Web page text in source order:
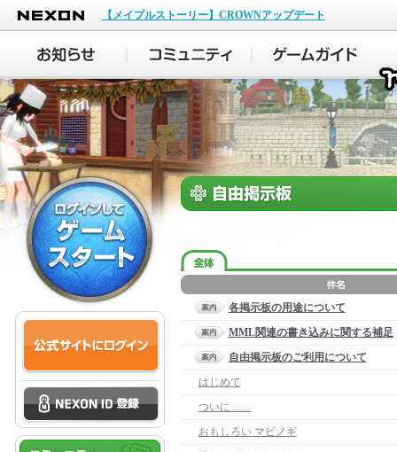
NEXON
【メイプルストーリー】CROWNアップデート
各掲示板の用途について
MML関連の書き込みに関する補足
自由掲示板のご利用について
はじめて
ついに……
おもしろい マビノギ